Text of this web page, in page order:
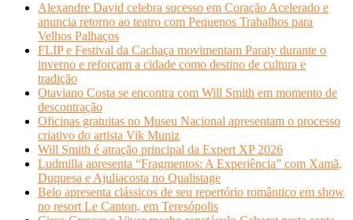
Alexandre David celebra sucesso em Coração Acelerado e
anuncia retorno ao teatro com Pequenos Trabalhos para
Velhos Palhaços
FLIP e Festival da Cachaça movimentam Paraty durante o
inverno e reforçam a cidade como destino de cultura e
tradição
Otaviano Costa se encontra com Will Smith em momento de
descontração
Oficinas gratuitas no Museu Nacional apresentam o processo
criativo do artista Vik Muniz
Will Smith é atração principal da Expert XP 2026
Ludmilla apresenta “Fragmentos: A Experiência” com Xamã,
Duquesa e Ajuliacosta no Qualistage
Belo apresenta clássicos de seu repertório romântico em show
no resort Le Canton, em Teresópolis